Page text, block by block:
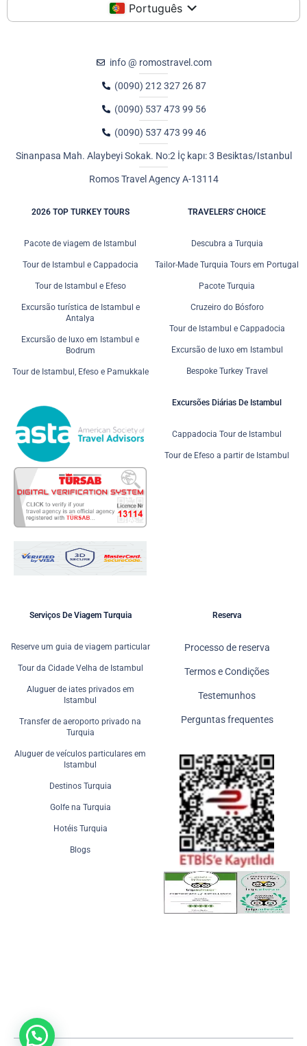
Português
info @ romostravel.com
(0090) 212 327 26 87
(0090) 537 473 99 56
(0090) 537 473 99 46
Sinanpasa Mah. Alaybeyi Sokak. No:2 İç kapı: 3 Besiktas/Istanbul
Romos Travel Agency A-13114
2026 TOP TURKEY TOURS
Pacote de viagem de Istambul
Tour de Istambul e Cappadocia
Tour de Istambul e Efeso
Excursão turística de Istambul e
Antalya
Excursão de luxo em Istambul e
Bodrum
Tour de Istambul, Efeso e Pamukkale
TRAVELERS' CHOICE
Descubra a Turquia
Tailor-Made Turquia Tours em Portugal
Pacote Turquia
Cruzeiro do Bósforo
Tour de Istambul e Cappadocia
Excursão de luxo em Istambul
Bespoke Turkey Travel
Excursões Diárias De Istambul
Cappadocia Tour de Istambul
Tour de Efeso a partir de Istambul
Serviços De Viagem Turquia
Reserve um guia de viagem particular
Tour da Cidade Velha de Istambul
Aluguer de iates privados em
Istambul
Transfer de aeroporto privado na
Turquia
Aluguer de veículos particulares em
Istambul
Destinos Turquia
Golfe na Turquia
Hotéis Turquia
Blogs
Reserva
Processo de reserva
Termos e Condições
Testemunhos
Perguntas frequentes